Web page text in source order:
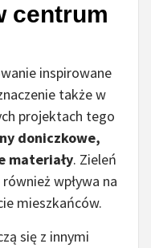
centrum
inspirowane
także w
projektach tego
doniczkowe,
materiały. Zieleń
wpływa na
mieszkańców.
się z innymi